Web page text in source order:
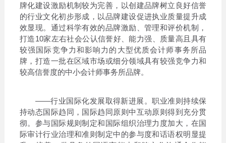
牌化建设激励机制较为完善，以创建品牌树立良好信誉
的行业文化初步形成，以品牌建设促进执业质量提升成
效显现。通过科学有效的品牌激励、管理和评价机制，
打造10家左右社会公认信誉好、能力强、质量高且具有
较强国际竞争力和影响力的大型优质会计师事务所品
牌，打造一批在区域市场或细分领域具有较强竞争力和
较高信誉度的中小会计师事务所品牌。
——行业国际化发展取得新进展。职业准则持续保
持动态国际趋同，国际趋同原则中互动原则得到充分贯
彻。参与国际规则制定和国际组织治理力度加大，在国
际审计行业治理和准则制定中的参与度和话语权明显提